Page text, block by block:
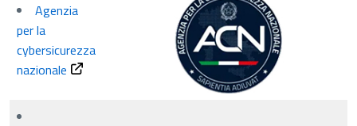
Agenzia
per la
cybersicurezza
nazionale